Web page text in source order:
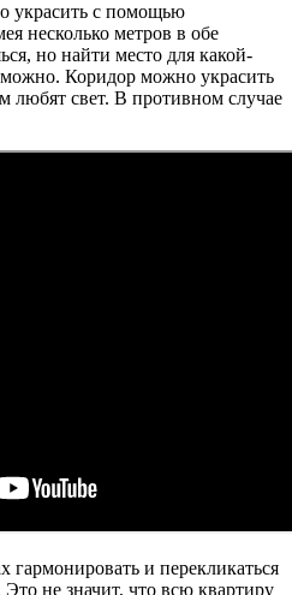
украсить с помощью
несколько метров в обе
но найти место для какой-
Коридор можно украсить
любят свет. В противном случае
гармонировать и перекликаться
не значит, что всю квартиру